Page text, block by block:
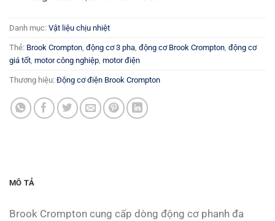
Danh mục: Vật liệu chịu nhiệt
Thẻ: Brook Crompton động cơ 3 pha động cơ Brook Crompton động cơ
giá tốt motor công nghiệp motor điện
Thương hiệu: Động cơ điện Brook Crompton
MÔ TẢ
Brook Crompton cung cấp dòng động cơ phanh đa